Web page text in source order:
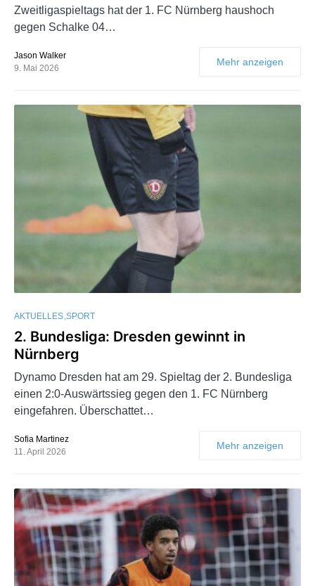
Zweitligaspieltags hat der 1. FC Nürnberg haushoch
gegen Schalke 04…
Jason Walker
9. Mai 2026
Mehr anzeigen
AKTUELLES SPORT
2. Bundesliga: Dresden gewinnt in
Nürnberg
Dynamo Dresden hat am 29. Spieltag der 2. Bundesliga
einen 2:0-Auswärtssieg gegen den 1. FC Nürnberg
eingefahren. Überschattet…
Sofia Martinez
11. April 2026
Mehr anzeigen